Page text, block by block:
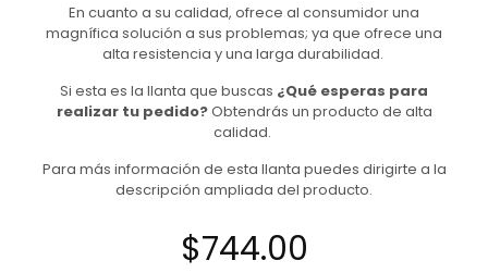
En cuanto a su calidad, ofrece al consumidor una
magnífica solución a sus problemas; ya que ofrece una
alta resistencia y una larga durabilidad.
Si esta es la llanta que buscas ¿Qué esperas para
realizar tu pedido?Obtendrás un producto de alta
calidad.
Para más información de esta llanta puedes dirigirte a la
descripción ampliada del producto.
$744.00